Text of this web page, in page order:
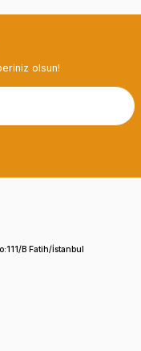
olsun!
B Fatih/İstanbul